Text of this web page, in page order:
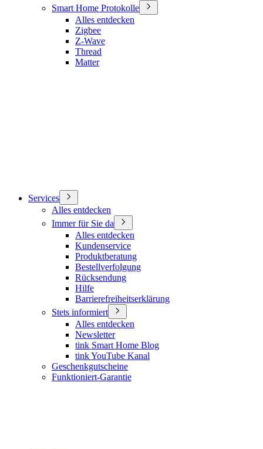
Smart Home Protokolle
Alles entdecken
Zigbee
Z-Wave
Thread
Matter
Services
Alles entdecken
Immer für Sie da
Alles entdecken
Kundenservice
Produktberatung
Bestellverfolgung
Rücksendung
Hilfe
Barrierefreiheitserklärung
Stets informiert
Alles entdecken
Newsletter
tink Smart Home Blog
tink YouTube Kanal
Geschenkgutscheine
Funktioniert-Garantie